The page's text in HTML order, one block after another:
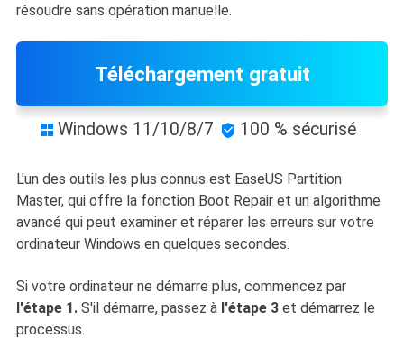
résoudre sans opération manuelle.
Téléchargement gratuit
 Windows 11/10/8/7  100 % sécurisé
L'un des outils les plus connus est EaseUS Partition
Master, qui offre la fonction Boot Repair et un algorithme
avancé qui peut examiner et réparer les erreurs sur votre
ordinateur Windows en quelques secondes.
Si votre ordinateur ne démarre plus, commencez par
l'étape 1.S'il démarre, passez à l'étape 3et démarrez le
processus.